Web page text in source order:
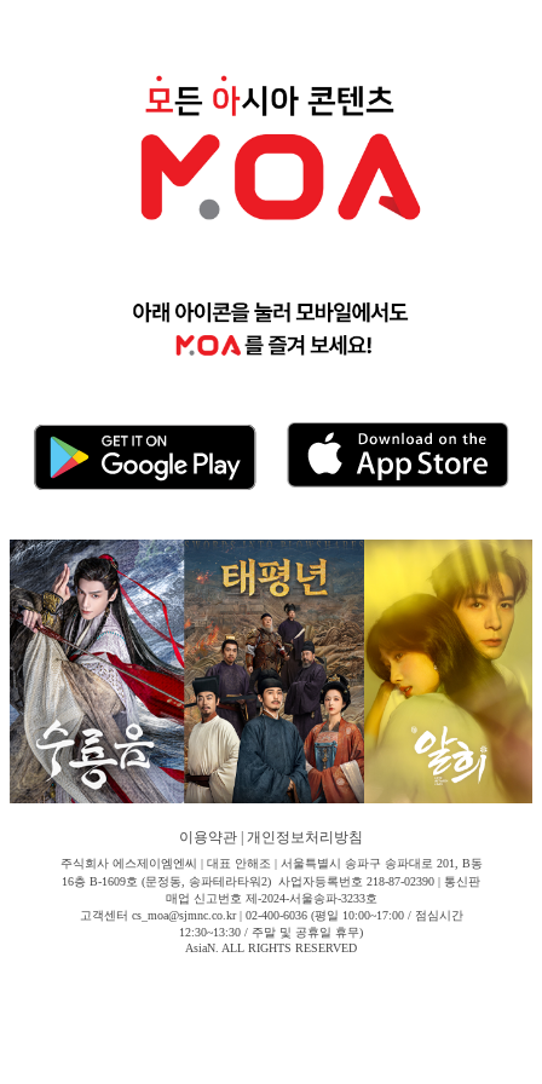
이용약관 개인정보처리방침
주식회사 에스제이엠엔씨 | 대표 안해조 | 서울특별시 송파구 송파대로 201, B동
16층 B-1609호 (문정동, 송파테라타워2) 사업자등록번호 218-87-02390 | 통신판
매업 신고번호 제-2024-서울송파-3233호
고객센터 cs_moa@sjmnc.co.kr | 02-400-6036 (평일 10:00~17:00 / 점심시간
12:30~13:30 / 주말 및 공휴일 휴무)
AsiaN. ALL RIGHTS RESERVED